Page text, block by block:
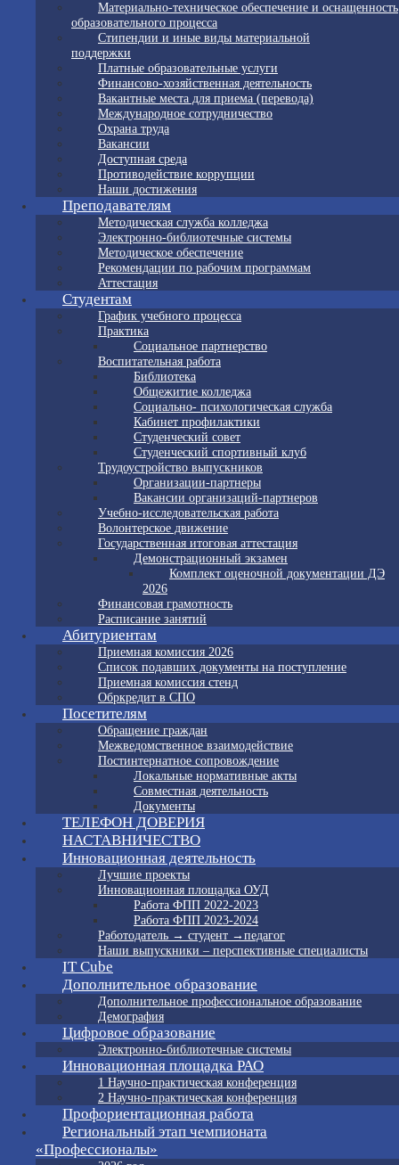
Материально-техническое обеспечение и оснащенность
образовательного процесса
Стипендии и иные виды материальной
поддержки
Платные образовательные услуги
Финансово-хозяйственная деятельность
Вакантные места для приема (перевода)
Международное сотрудничество
Охрана труда
Вакансии
Доступная среда
Противодействие коррупции
Наши достижения
Преподавателям
Методическая служба колледжа
Электронно-библиотечные системы
Методическое обеспечение
Рекомендации по рабочим программам
Аттестация
Студентам
График учебного процесса
Практика
Социальное партнерство
Воспитательная работа
Библиотека
Общежитие колледжа
Социально- психологическая служба
Кабинет профилактики
Студенческий совет
Студенческий спортивный клуб
Трудоустройство выпускников
Организации-партнеры
Вакансии организаций-партнеров
Учебно-исследовательская работа
Волонтерское движение
Государственная итоговая аттестация
Демонстрационный экзамен
Комплект оценочной документации ДЭ
2026
Финансовая грамотность
Расписание занятий
Абитуриентам
Приемная комиссия 2026
Список подавших документы на поступление
Приемная комиссия стенд
Обркредит в СПО
Посетителям
Обращение граждан
Межведомственное взаимодействие
Постинтернатное сопровождение
Локальные нормативные акты
Совместная деятельность
Документы
ТЕЛЕФОН ДОВЕРИЯ
НАСТАВНИЧЕСТВО
Инновационная деятельность
Лучшие проекты
Инновационная площадка ОУД
Работа ФПП 2022-2023
Работа ФПП 2023-2024
Работодатель → студент →педагог
Наши выпускники – перспективные специалисты
IT Cube
Дополнительное образование
Дополнительное профессиональное образование
Демография
Цифровое образование
Электронно-библиотечные системы
Инновационная площадка РАО
1 Научно-практическая конференция
2 Научно-практическая конференция
Профориентационная работа
Региональный этап чемпионата
«Профессионалы»